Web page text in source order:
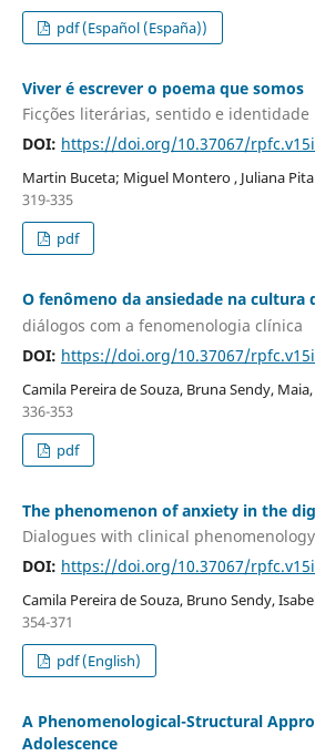
pdf (Español (España))
Viver é escrever o poema que somos
Ficções literárias, sentido e identidade
DOI: https://doi.org/10.37067/
Martin Buceta; Miguel Montero , Juliana Pita
319-335
pdf
O fenômeno da ansiedade na cultura
diálogos com a fenomenologia clínica
DOI: https://doi.org/10.37067/
Camila Pereira de Souza, Bruna Sendy,
336-353
pdf
The phenomenon of anxiety in the
Dialogues with clinical phenomenology
DOI: https://doi.org/10.37067/
Camila Pereira de Souza, Bruno Sendy,
354-371
pdf (English)
A Phenomenological-Structural
Adolescence